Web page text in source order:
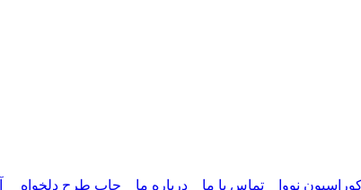
نووا تماس با ما درباره ما چاپ طرح دلخواه